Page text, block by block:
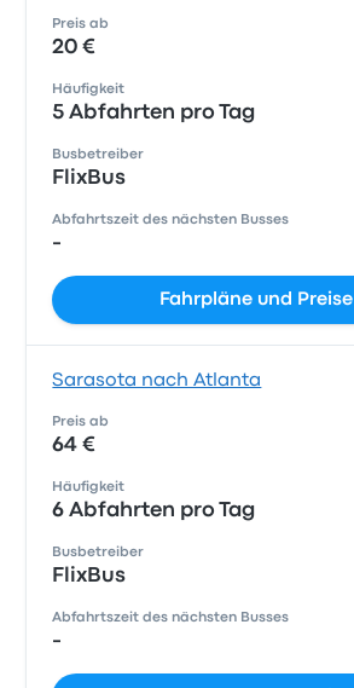
Preis ab
20 €
Häufigkeit
5 Abfahrten pro Tag
Busbetreiber
FlixBus
Abfahrtszeit des nächsten Busses
-
Fahrpläne und Preise
Sarasota nach Atlanta
Preis ab
64 €
Häufigkeit
6 Abfahrten pro Tag
Busbetreiber
FlixBus
Abfahrtszeit des nächsten Busses
-